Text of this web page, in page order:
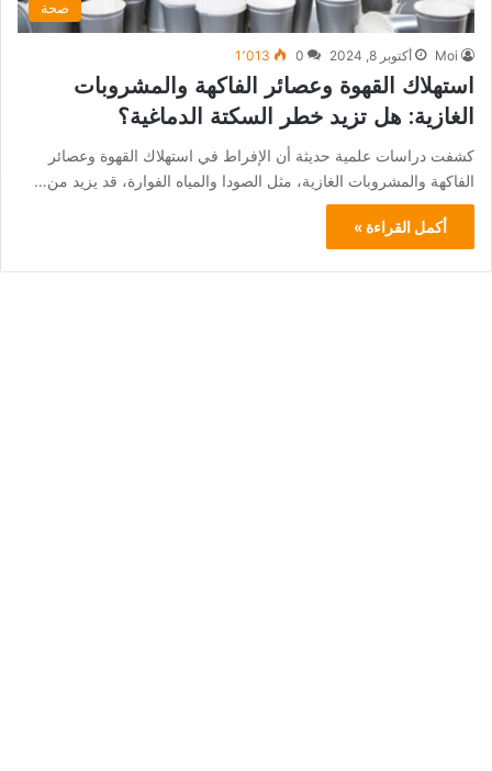
صحة
Moi أكتوبر 8, 2024 0 1٬013
استهلاك القهوة وعصائر الفاكهة والمشروبات
الغازية: هل تزيد خطر السكتة الدماغية؟
كشفت دراسات علمية حديثة أن الإفراط في استهلاك القهوة وعصائر
الفاكهة والمشروبات الغازية، مثل الصودا والمياه الفوارة، قد يزيد من…
أكمل القراءة »